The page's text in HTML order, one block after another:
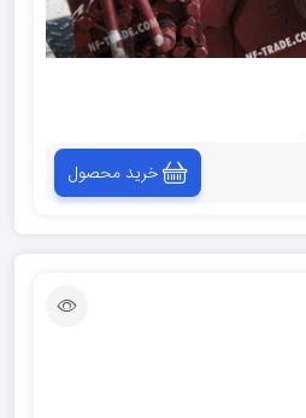
خرید محصول